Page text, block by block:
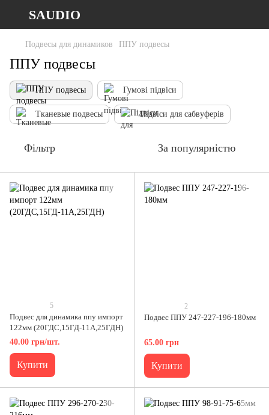
SAUDIO
Подвесы для динамиков ППУ подвесы
ППУ подвесы
ППУ подвесы Гумові підвіси
Тканевые подвесы Підвіси для сабвуферів
Фільтр За популярністю
5
Подвес для динамика ппу импорт
122мм (20ГДС,15ГД-11А,25ГДН)
40.00 грн/шт.
Купити
2
Подвес ППУ 247-227-196-180мм
65.00 грн
Купити